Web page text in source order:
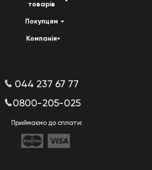
товарів
Покупцям
Компанія
044 237 67 77
0800-205-025
Приймаємо до сплати: